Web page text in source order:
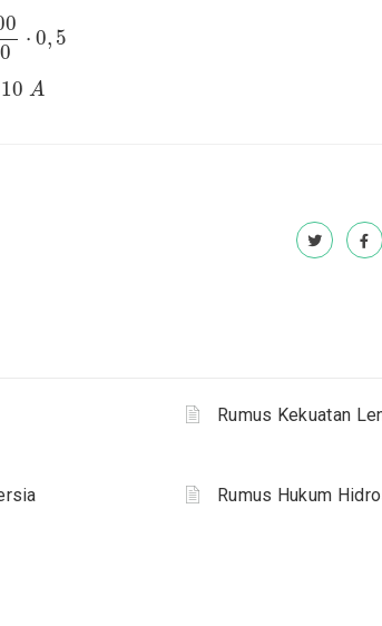
⋅ 0, 5
10
10 A
10
Rumus Kekuatan
Rumus Hukum